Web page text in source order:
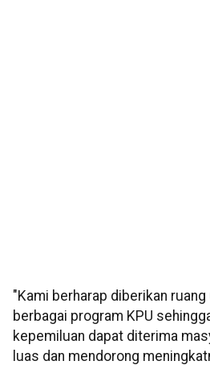
"Kami berharap diberikan
berbagai program KPU
kepemiluan dapat diterima
luas dan mendorong